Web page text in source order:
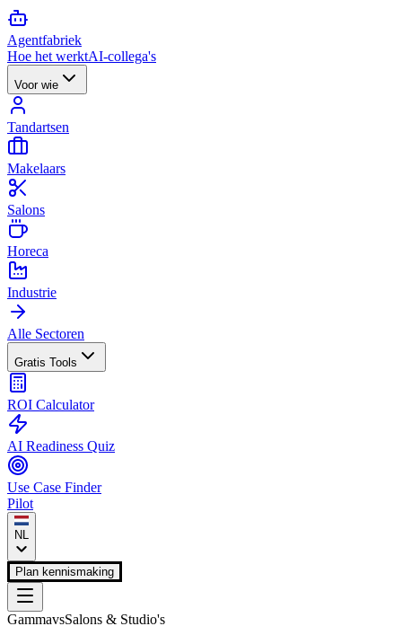
Agentfabriek
Hoe het werktAI-collega's
Voor wie
Tandartsen
Makelaars
Salons
Horeca
Industrie
Alle Sectoren
Gratis Tools
ROI Calculator
AI Readiness Quiz
Use Case Finder
Pilot
NL
Plan kennismaking
GammavsSalons & Studio's